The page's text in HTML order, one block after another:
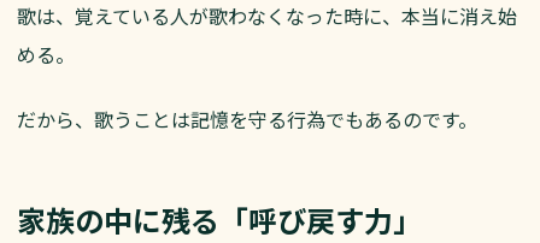
歌は、覚えている人が歌わなくなった時に、本当に消え始
める。
だから、歌うことは記憶を守る行為でもあるのです。
家族の中に残る「呼び戻す力」